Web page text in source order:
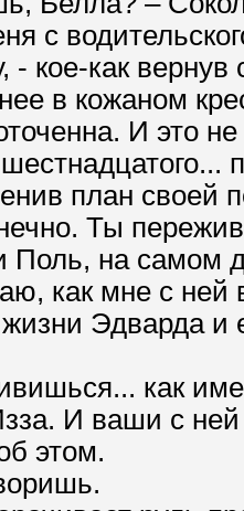
с
- кое-как
в кожаном
И это
план своей
Ты
Поль, на самом
как мне с
Эдварда
как
И ваши с
этом.